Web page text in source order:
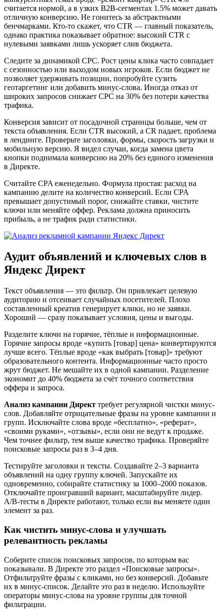
считается нормой, а в узких B2B-сегментах 1.5% может давать
отличную конверсию. Не гонитесь за абстрактными
бенчмарками. Кто-то скажет, что CTR — главный показатель,
однако практика показывает обратное: высокий CTR с
нулевыми заявками лишь ускоряет слив бюджета.
Следите за динамикой CPC. Рост цены клика часто совпадает
с сезонностью или выходом новых игроков. Если бюджет не
позволяет удерживать позиции, попробуйте сузить
геотаргетинг или добавить минус-слова. Иногда отказ от
широких запросов снижает CPC на 30% без потери качества
трафика.
Конверсия зависит от посадочной страницы больше, чем от
текста объявления. Если CTR высокий, а CR падает, проблема
в лендинге. Проверьте заголовки, формы, скорость загрузки и
мобильную версию. Я видел случаи, когда замена цвета
кнопки поднимала конверсию на 20% без единого изменения
в Директе.
Считайте CPA еженедельно. Формула простая: расход на
кампанию делите на количество конверсий. Если CPA
превышает допустимый порог, снижайте ставки, чистите
ключи или меняйте оффер. Реклама должна приносить
прибыль, а не трафик ради статистики.
Аудит объявлений и ключевых слов в
Яндекс Директ
Текст объявления — это фильтр. Он привлекает целевую
аудиторию и отсеивает случайных посетителей. Плохо
составленный креатив генерирует клики, но не заявки.
Хороший — сразу показывает условия, цены и выгоды.
Разделите ключи на горячие, тёплые и информационные.
Горячие запросы вроде «купить [товар] цена» конвертируются
лучше всего. Тёплые вроде «как выбрать [товар]» требуют
образовательного контента. Информационные часто просто
жрут бюджет. Не мешайте их в одной кампании. Разделение
экономит до 40% бюджета за счёт точного соответствия
оффера и запроса.
Анализ кампании Директ требует регулярной чистки минус-
слов. Добавляйте отрицательные фразы на уровне кампании и
групп. Исключайте слова вроде «бесплатно», «реферат»,
«своими руками», «отзывы», если они не ведут к продаже.
Чем точнее фильтр, тем выше качество трафика. Проверяйте
поисковые запросы раз в 3–4 дня.
Тестируйте заголовки и тексты. Создавайте 2–3 варианта
объявлений на одну группу ключей. Запускайте их
одновременно, собирайте статистику за 1000–2000 показов.
Отключайте проигравший вариант, масштабируйте лидер.
A/B-тесты в Директе работают, только если вы меняете один
элемент за раз.
Как чистить минус-слова и улучшать
релевантность рекламы
Соберите список поисковых запросов, по которым вас
показывали. В Директе это раздел «Поисковые запросы».
Отфильтруйте фразы с кликами, но без конверсий. Добавьте
их в минус-список. Делайте это раз в неделю. Используйте
операторы минус-слова на уровне группы для точной
фильтрации.